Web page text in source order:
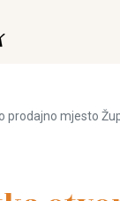
prodajno mjesto